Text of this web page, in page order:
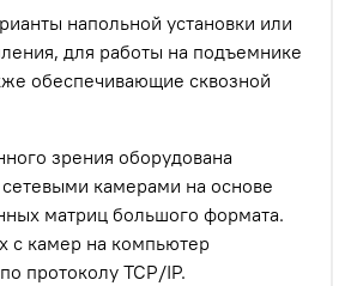
напольной установки или
для работы на подъемнике
обеспечивающие сквозной
зрения оборудована
камерами на основе
матриц большого формата.
с камер на компьютер
протоколу TCP/IP.